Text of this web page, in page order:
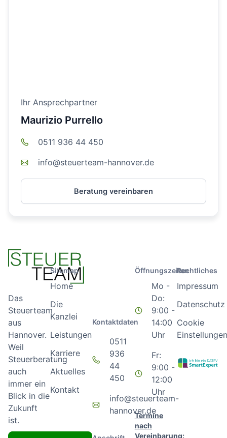
Ihr Ansprechpartner
Maurizio Purrello
0511 936 44 450
info@steuerteam-hannover.de
Beratung vereinbaren
Das
Steuerteam
aus
Hannover.
Weil
Steuerberatung
auch
immer ein
Blick in die
Zukunft
ist.
Sitemap
Home
Die
Kanzlei
Leistungen
Karriere
Aktuelles
Kontakt
Kontaktdaten
0511
936
44
450
info@steuerteam-
hannover.de
Öffnungszeiten
Mo -
Do:
9:00 -
14:00
Uhr
Fr:
9:00 -
12:00
Uhr
Termine
nach
Vereinbarung:
Rechtliches
Impressum
Datenschutz
Cookie
Einstellungen